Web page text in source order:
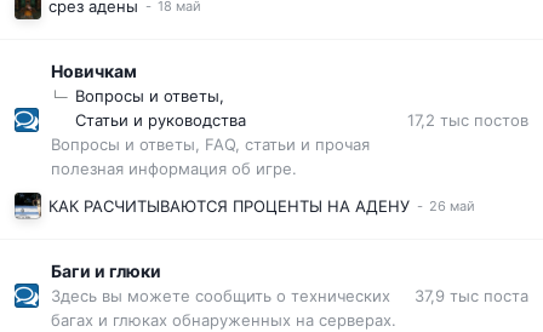
срез адены
Новичкам
Вопросы и ответы
Статьи и руководства
Вопросы и ответы, FAQ, статьи и прочая
полезная информация об игре.
17,2 тыс постов
КАК РАСЧИТЫВАЮТСЯ ПРОЦЕНТЫ НА АДЕНУ
Баги и глюки
Здесь вы можете сообщить о технических
багах и глюках обнаруженных на серверах.
37,9 тыс поста